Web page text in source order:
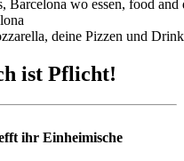
deine Pizzen und
ist Pflicht!
ihr Einheimische